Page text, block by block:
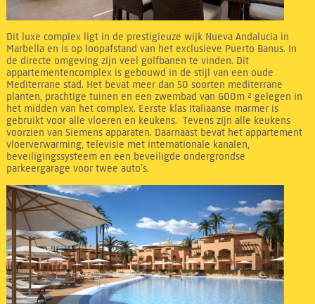
Dit luxe complex ligt in de prestigieuze wijk Nueva Andalucia in
Marbella en is op loopafstand van het exclusieve Puerto Banus. In
de directe omgeving zijn veel golfbanen te vinden. Dit
appartementencomplex is gebouwd in de stijl van een oude
Mediterrane stad. Het bevat meer dan 50 soorten mediterrane
planten, prachtige tuinen en een zwembad van 600m ² gelegen in
het midden van het complex. Eerste klas Italiaanse marmer is
gebruikt voor alle vloeren en keukens. Tevens zijn alle keukens
voorzien van Siemens apparaten. Daarnaast bevat het appartement
vloerverwarming, televisie met internationale kanalen,
beveiligingssysteem en een beveiligde ondergrondse
parkeergarage voor twee auto’s.